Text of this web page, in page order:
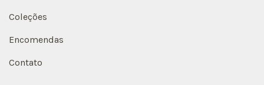
Coleções
Encomendas
Contato